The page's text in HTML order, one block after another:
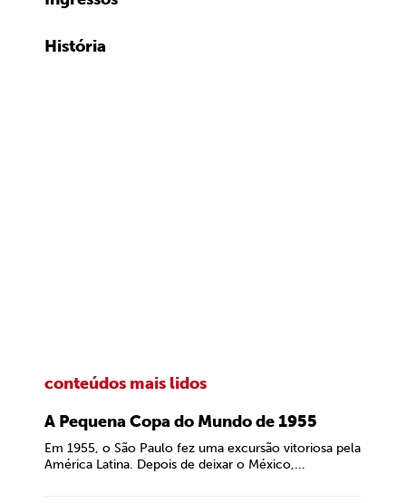
História
conteúdos mais lidos
A Pequena Copa do Mundo de 1955
Em 1955, o São Paulo fez uma excursão vitoriosa pela
América Latina. Depois de deixar o México,...